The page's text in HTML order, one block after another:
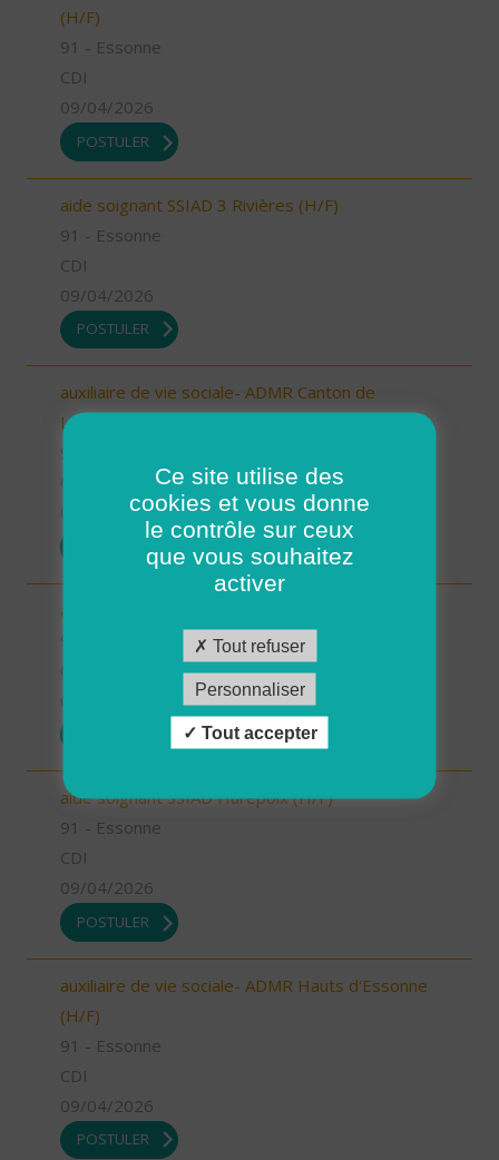
(H/F)
91 - Essonne
CDI
09/04/2026
POSTULER
aide soignant SSIAD 3 Rivières (H/F)
91 - Essonne
CDI
09/04/2026
POSTULER
auxiliaire de vie sociale- ADMR Canton de
Limours (H/F)
09/04/2026
auxiliaire de vie sociale- ADMR Papeterie (H/F)
aide soignant SSIAD Hurepoix (H/F)
91 - Essonne
CDI
09/04/2026
POSTULER
auxiliaire de vie sociale- ADMR Hauts d'Essonne
(H/F)
91 - Essonne
CDI
09/04/2026
POSTULER
Ce site utilise des
cookies et vous donne
le contrôle sur ceux
que vous souhaitez
activer
Tout refuser
Personnaliser
Tout accepter